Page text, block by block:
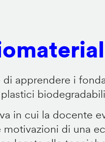
apprendere i
in cui la docente
di una